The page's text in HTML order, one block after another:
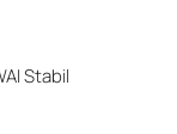
Stabil